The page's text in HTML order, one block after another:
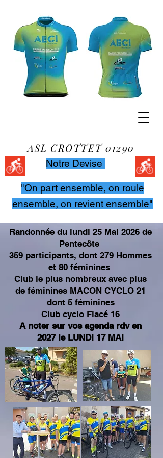
"On part ensemble, on roule
ensemble, on revient ensemble"
ASL CROTTET 01290
Notre Devise
Randonnée du lundi 25 Mai 2026 de
Pentecôte
359 participants, dont 279 Hommes
et 80 féminines
Club le plus nombreux avec plus
de féminines MACON CYCLO 21
dont 5 féminines
Club cyclo Flacé 16
A noter sur vos agenda rdv en
2027 le LUNDI 17 MAI